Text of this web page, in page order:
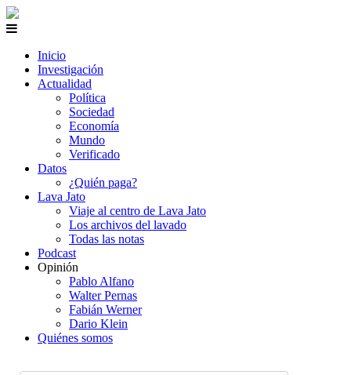
Inicio
Investigación
Actualidad
Política
Sociedad
Economía
Mundo
Verificado
Datos
¿Quién paga?
Lava Jato
Viaje al centro de Lava Jato
Los archivos del lavado
Todas las notas
Podcast
Opinión
Pablo Alfano
Walter Pernas
Fabián Werner
Dario Klein
Quiénes somos